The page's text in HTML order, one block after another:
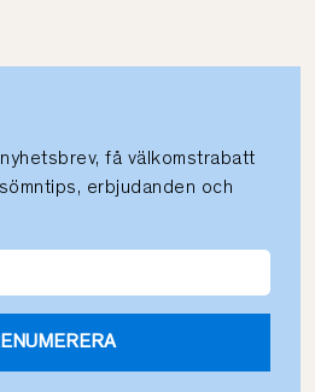
få välkomstrabatt
erbjudanden och